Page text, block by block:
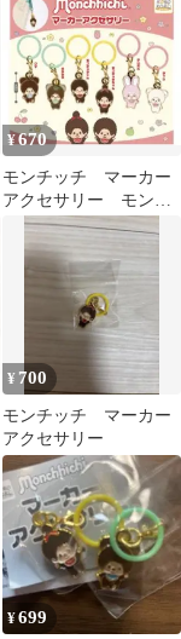
¥670
モンチッチ マーカー
アクセサリー モンチ
ッチくん
¥ 700
モンチッチ マーカー
アクセサリー
¥699